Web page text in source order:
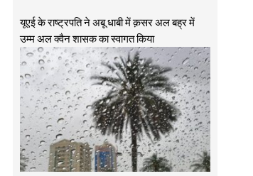
यूएई के राष्ट्रपति ने अबू धाबी में क़सर अल बह्र में
उम्म अल क्वैन शासक का स्वागत किया